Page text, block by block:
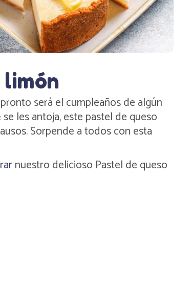
limón
será el cumpleaños de algún
les antoja, este pastel de queso
Sorpende a todos con esta
nuestro delicioso Pastel de queso